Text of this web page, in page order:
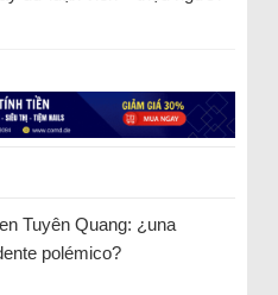
Tuyên Quang: ¿una
polémico?